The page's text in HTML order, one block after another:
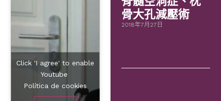
Click 'I agree' to enable
Youtube
Política de cookies
骨大孔減壓術
2018年7月27日